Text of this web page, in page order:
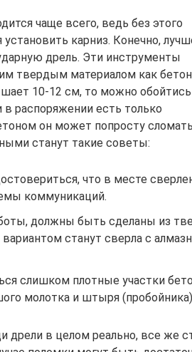
чаще всего, ведь без этого
карниз. Конечно,
дрель. Эти инструменты
твердым материалом как
10-12 см, то можно
распоряжении есть только
он может попросту
станут такие советы:
что в месте
коммуникаций.
должны быть сделаны из
станут сверла с
слишком плотные участки
молотка и штыря
дрели в целом реально, все же